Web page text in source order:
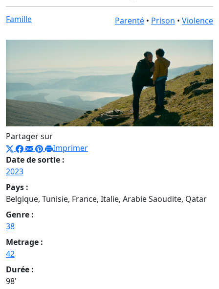
Famille Parenté • Prison • Violence
Partager sur
Imprimer
Date de sortie :
2023
Pays :
Belgique, Tunisie, France, Italie, Arabie Saoudite, Qatar
Genre :
38
Metrage :
42
Durée :
98'